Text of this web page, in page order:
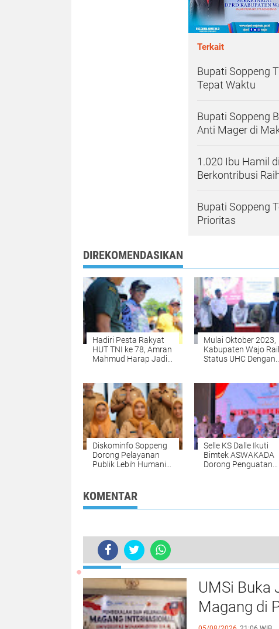
Terkait
Bupati Soppeng
Tepat Waktu
Bupati Soppeng
Anti Mager di
1.020 Ibu Hamil
Berkontribusi
Bupati Soppeng
Prioritas
DIREKOMENDASIKAN
Hadiri Pesta Rakyat
HUT TNI ke 78, Amran
Mahmud Harap Jadi
Mulai Oktober 2023,
Kabupaten Wajo
Status UHC Dengan
Diskominfo Soppeng
Dorong Pelayanan
Publik Lebih Humanis
Selle KS Dalle Ikuti
Bimtek ASWAKADA
Dorong Penguatan
KOMENTAR
Warga Cebbia Minta Copot Kepala
TERKINI
UMSi Buka
Magang di